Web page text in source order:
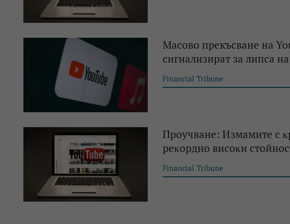
Масово прекъсване на
сигнализират за липса
Financial Tribune
Пpoyчвaнe: Измaмитe c
peĸopднo виcoĸи
Financial Tribune